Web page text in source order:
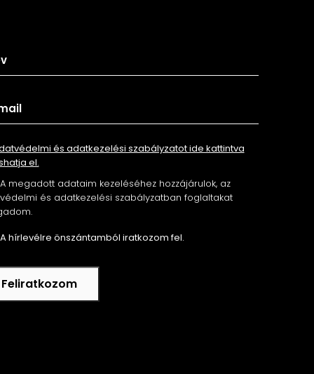
és adatkezelési szabályzatot ide kattintva
el.
A megadott adataim kezeléséhez hozzájárulok, az
és adatkezelési szabályzatban foglaltakat
A hírlevélre önszántamból iratkozom fel.
Feliratkozom